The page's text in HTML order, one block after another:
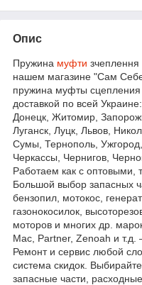
Опис
Пружина муфти
нашем магазине "Сам
пружина муфты
доставкой по всей
Донецк, Житомир,
Луганск, Луцк, Львов,
Сумы, Тернополь,
Черкассы, Чернигов,
Работаем как с оптовыми,
Большой выбор запасных
бензопил, мотокос,
газонокосилок,
моторов и многих др.
Mac, Partner, Zenoah и
Ремонт и сервис любой
система скидок.
запасные части,